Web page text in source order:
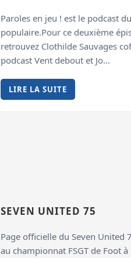
Paroles en jeu ! est le podcast
populaire.Pour ce deuxième
retrouvez Clothilde Sauvages
podcast Vent debout et Jo...
LIRE LA SUITE
SEVEN UNITED 75
Page officielle du Seven United
au championnat FSGT de Foot